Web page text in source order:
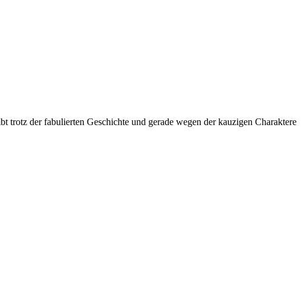
der fabulierten Geschichte und gerade wegen der kauzigen Charaktere